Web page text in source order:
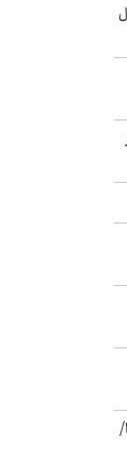
قیمت دلار در بازار آزاد امروز جمعه ۱۶ مرداد ۱۴۰۵/